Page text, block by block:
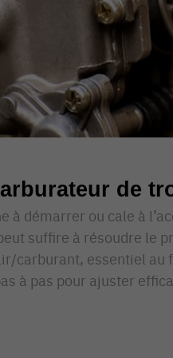
de
à démarrer ou cale à
suffire à résoudre le
carburant, essentiel au
à pas pour ajuster